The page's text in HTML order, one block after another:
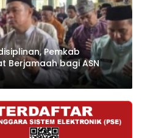
Pemkab
Berjamaah bagi ASN